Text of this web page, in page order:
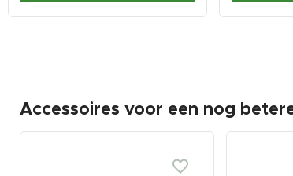
Accessoires voor een nog